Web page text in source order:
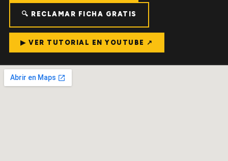
🔍 RECLAMAR FICHA GRATIS
▶ VER TUTORIAL EN YOUTUBE ↗